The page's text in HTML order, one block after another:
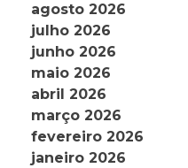
agosto 2026
julho 2026
junho 2026
maio 2026
abril 2026
março 2026
fevereiro 2026
janeiro 2026